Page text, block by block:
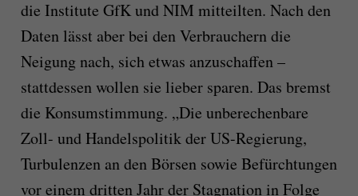
die Institute GfK und NIM mitteilten. Nach den
Daten lässt aber bei den Verbrauchern die
Neigung nach, sich etwas anzuschaffen –
stattdessen wollen sie lieber sparen. Das bremst
die Konsumstimmung. „Die unberechenbare
Zoll- und Handelspolitik der US-Regierung,
Turbulenzen an den Börsen sowie Befürchtungen
vor einem dritten Jahr der Stagnation in Folge